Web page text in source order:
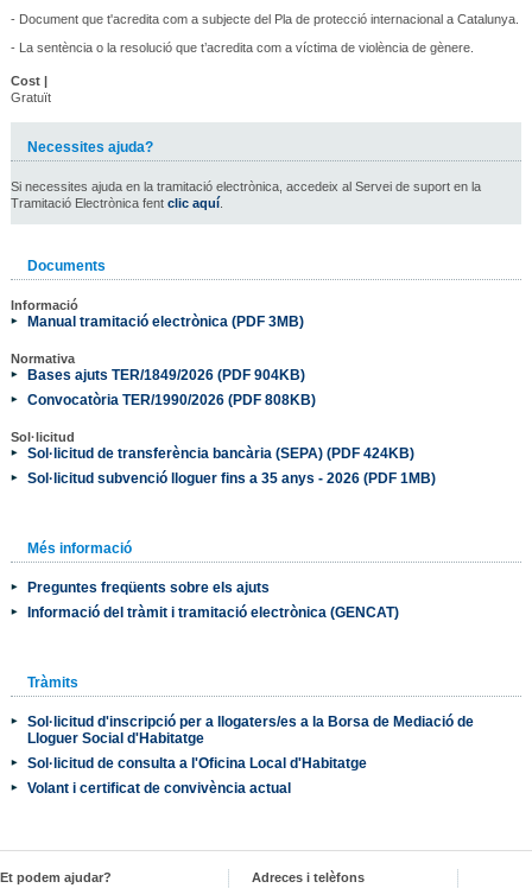
- Document que t'acredita com a subjecte del Pla de protecció internacional a Catalunya.
- La sentència o la resolució que t’acredita com a víctima de violència de gènere.
Cost |
Gratuït
Necessites ajuda?
Si necessites ajuda en la tramitació electrònica, accedeix al Servei de suport en la
Tramitació Electrònica fent clic aquí.
Documents
Informació
Manual tramitació electrònica (PDF 3MB)
Normativa
Bases ajuts TER/1849/2026 (PDF 904KB)
Convocatòria TER/1990/2026 (PDF 808KB)
Sol·licitud
Sol·licitud de transferència bancària (SEPA) (PDF 424KB)
Sol·licitud subvenció lloguer fins a 35 anys - 2026 (PDF 1MB)
Més informació
Preguntes freqüents sobre els ajuts
Informació del tràmit i tramitació electrònica (GENCAT)
Tràmits
Sol·licitud d'inscripció per a llogaters/es a la Borsa de Mediació de
Lloguer Social d'Habitatge
Sol·licitud de consulta a l'Oficina Local d'Habitatge
Volant i certificat de convivència actual
Et podem ajudar?
Adreces i telèfons